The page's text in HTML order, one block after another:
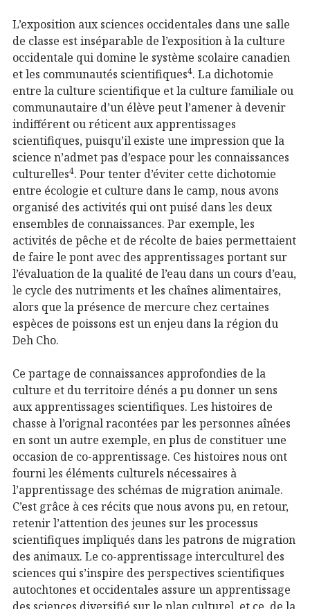
L’exposition aux sciences occidentales dans une salle
de classe est inséparable de l’exposition à la culture
occidentale qui domine le système scolaire canadien
et les communautés scientifiques4. La dichotomie
entre la culture scientifique et la culture familiale ou
communautaire d’un élève peut l’amener à devenir
indifférent ou réticent aux apprentissages
scientifiques, puisqu’il existe une impression que la
science n’admet pas d’espace pour les connaissances
culturelles4. Pour tenter d’éviter cette dichotomie
entre écologie et culture dans le camp, nous avons
organisé des activités qui ont puisé dans les deux
ensembles de connaissances. Par exemple, les
activités de pêche et de récolte de baies permettaient
de faire le pont avec des apprentissages portant sur
l’évaluation de la qualité de l’eau dans un cours d’eau,
le cycle des nutriments et les chaînes alimentaires,
alors que la présence de mercure chez certaines
espèces de poissons est un enjeu dans la région du
Deh Cho.
Ce partage de connaissances approfondies de la
culture et du territoire dénés a pu donner un sens
aux apprentissages scientifiques. Les histoires de
chasse à l’orignal racontées par les personnes aînées
en sont un autre exemple, en plus de constituer une
occasion de co-apprentissage. Ces histoires nous ont
fourni les éléments culturels nécessaires à
l’apprentissage des schémas de migration animale.
C’est grâce à ces récits que nous avons pu, en retour,
retenir l’attention des jeunes sur les processus
scientifiques impliqués dans les patrons de migration
des animaux. Le co-apprentissage interculturel des
sciences qui s’inspire des perspectives scientifiques
autochtones et occidentales assure un apprentissage